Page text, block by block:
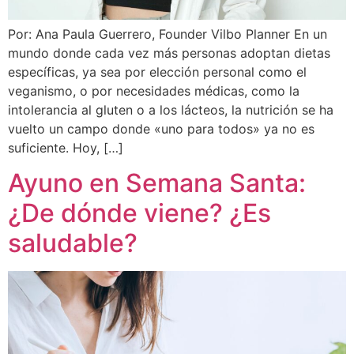
Por: Ana Paula Guerrero, Founder Vilbo Planner En un
mundo donde cada vez más personas adoptan dietas
específicas, ya sea por elección personal como el
veganismo, o por necesidades médicas, como la
intolerancia al gluten o a los lácteos, la nutrición se ha
vuelto un campo donde «uno para todos» ya no es
suficiente. Hoy, […]
Ayuno en Semana Santa:
¿De dónde viene? ¿Es
saludable?